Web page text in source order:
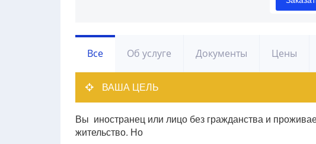
Все Об услуге Документы Цены
ВАША ЦЕЛЬ
Вы иностранец или лицо без гражданства и
жительство. Но